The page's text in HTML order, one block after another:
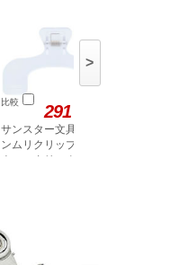
比較 291
サンスター文具 ウカ
ンムリクリップぷち
ウォータリークリア
>